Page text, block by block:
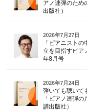
アノ連弾のた
出版社）
2026年7月27日
「ピアニスト
立を目指すピア
年8月号
2026年7月24日
弾いても聴いて
「ピアノ連弾
譜出版社）